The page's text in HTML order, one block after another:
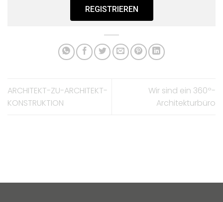
REGISTRIEREN
ARCHITEKT-ZU-ARCHITEKT-
KONSTRUKTION
Wir sind ein 360º-
Architekturbüro